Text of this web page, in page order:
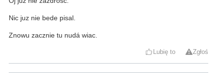
Nic juz nie bede pisal.
Znowu zacznie tu nudá wiac.
Lubię to Zgłoś